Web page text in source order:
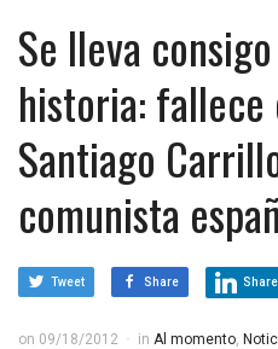
Se lleva
historia: fallece
Santiago
comunista
Tweet Share Share
on 09/18/2012 in Al momento,